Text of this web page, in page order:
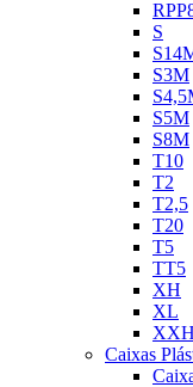
S
S3M
S5M
S8M
T10
T2
T2,5
T20
T5
TT5
XH
XL
XXH
Caixas